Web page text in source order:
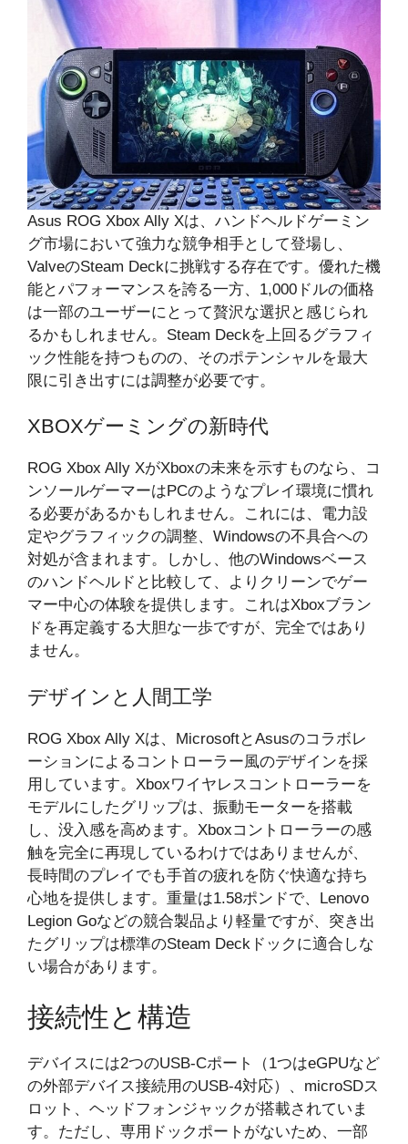
Asus ROG Xbox Ally Xは、ハンドヘルドゲーミン
グ市場において強力な競争相手として登場し、
ValveのSteam Deckに挑戦する存在です。優れた機
能とパフォーマンスを誇る一方、1,000ドルの価格
は一部のユーザーにとって贅沢な選択と感じられ
るかもしれません。Steam Deckを上回るグラフィ
ック性能を持つものの、そのポテンシャルを最大
限に引き出すには調整が必要です。
XBOXゲーミングの新時代
ROG Xbox Ally XがXboxの未来を示すものなら、コ
ンソールゲーマーはPCのようなプレイ環境に慣れ
る必要があるかもしれません。これには、電力設
定やグラフィックの調整、Windowsの不具合への
対処が含まれます。しかし、他のWindowsベース
のハンドヘルドと比較して、よりクリーンでゲー
マー中心の体験を提供します。これはXboxブラン
ドを再定義する大胆な一歩ですが、完全ではあり
ません。
デザインと人間工学
ROG Xbox Ally Xは、MicrosoftとAsusのコラボレ
ーションによるコントローラー風のデザインを採
用しています。Xboxワイヤレスコントローラーを
モデルにしたグリップは、振動モーターを搭載
し、没入感を高めます。Xboxコントローラーの感
触を完全に再現しているわけではありませんが、
長時間のプレイでも手首の疲れを防ぐ快適な持ち
心地を提供します。重量は1.58ポンドで、Lenovo
Legion Goなどの競合製品より軽量ですが、突き出
たグリップは標準のSteam Deckドックに適合しな
い場合があります。
接続性と構造
デバイスには2つのUSB-Cポート（1つはeGPUなど
の外部デバイス接続用のUSB-4対応）、microSDス
ロット、ヘッドフォンジャックが搭載されていま
す。ただし、専用ドックポートがないため、一部